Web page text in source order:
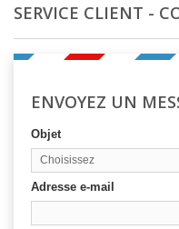
SERVICE CLIENT -
ENVOYEZ UN
Objet
Choisissez
Adresse e-mail